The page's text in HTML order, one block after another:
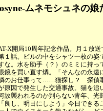
ムネモシュネの
X開局10周年記念作品。月１放
１話。ビルの中をシャツ一枚の
な。水を助手（？）のミミに持
鏡を買い直す燐。「そんなの永遠
のお仕事って……猫探し？ 探偵事
原因で発生した交通事故。猫を
故襲われるのか判らない青年、光
「良し、明日にしよう」今日でき